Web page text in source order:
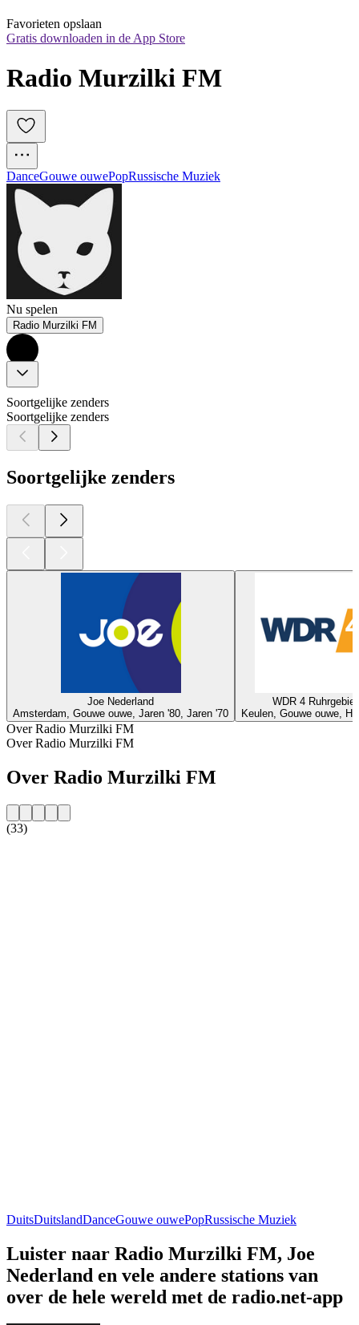
Favorieten opslaan
Gratis downloaden in de App Store
Radio Murzilki FM
DanceGouwe ouwePopRussische Muziek
Nu spelen
Radio Murzilki FM
Soortgelijke zenders
Soortgelijke zenders
Soortgelijke zenders
Joe Nederland
Amsterdam, Gouwe ouwe, Jaren '80, Jaren '70
WDR 4 Ruhrgebiet
Keulen, Gouwe ouwe,
Over Radio Murzilki FM
Over Radio Murzilki FM
Over Radio Murzilki FM
(33)
DuitsDuitslandDanceGouwe ouwePopRussische Muziek
Luister naar Radio Murzilki FM, Joe
Nederland en vele andere stations van
over de hele wereld met de radio.net-app